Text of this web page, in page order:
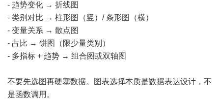
- 趋势变化 → 折线图
- 类别对比 → 柱形图（竖）/ 条形图（横）
- 变量关系 → 散点图
- 占比 → 饼图（限少量类别）
- 多指标 + 趋势 → 组合图或双轴图
不要先选图再硬塞数据。图表选择本质是数据表达设计，不
是函数调用。